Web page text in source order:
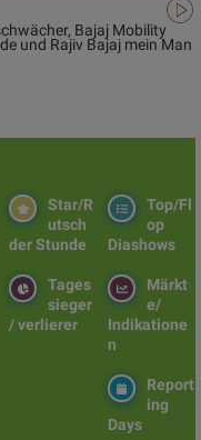
Bajaj Mobility
und Rajiv Bajaj mein Man
Top/Fl
op
Diashows
Star/R
utsch
der Stunde
Märkt
e/
Indikatione
n
Tages
sieger
/ verlierer
Report
ing
Days